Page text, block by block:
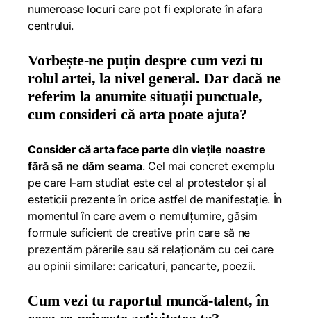
numeroase locuri care pot fi explorate în afara
centrului.
Vorbește-ne puțin despre cum vezi tu
rolul artei, la nivel general. Dar dacă ne
referim la anumite situații punctuale,
cum consideri că arta poate ajuta?
Consider că arta face parte din viețile noastre
fără să ne dăm seama. Cel mai concret exemplu
pe care l-am studiat este cel al protestelor și al
esteticii prezente în orice astfel de manifestație. În
momentul în care avem o nemulțumire, găsim
formule suficient de creative prin care să ne
prezentăm părerile sau să relaționăm cu cei care
au opinii similare: caricaturi, pancarte, poezii.
Cum vezi tu raportul muncă-talent, în